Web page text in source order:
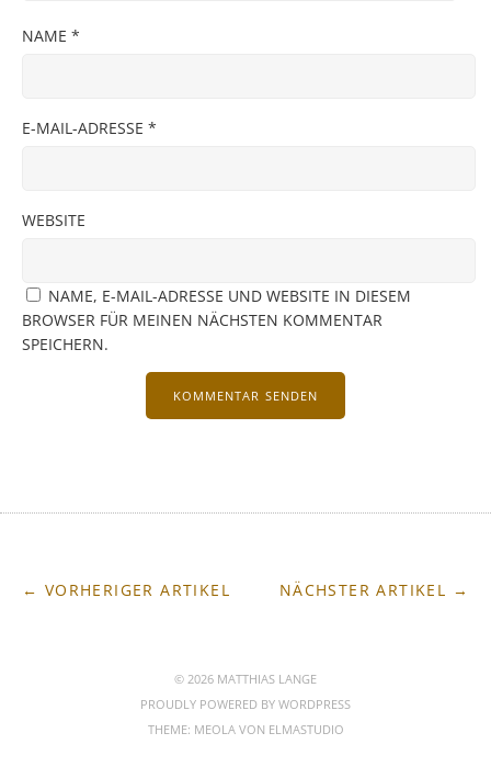
NAME *
E-MAIL-ADRESSE *
WEBSITE
NAME, E-MAIL-ADRESSE UND WEBSITE IN DIESEM
BROWSER FÜR MEINEN NÄCHSTEN KOMMENTAR
SPEICHERN.
NÄCHSTER ARTIKEL →
← VORHERIGER ARTIKEL
© 2026 MATTHIAS LANGE
PROUDLY POWERED BY WORDPRESS
THEME: MEOLA VON ELMASTUDIO